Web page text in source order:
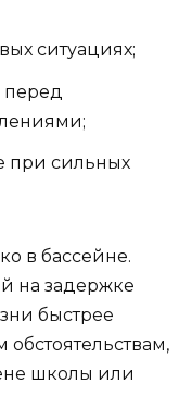
ситуациях;
перед
при сильных
в бассейне.
на задержке
быстрее
школы или